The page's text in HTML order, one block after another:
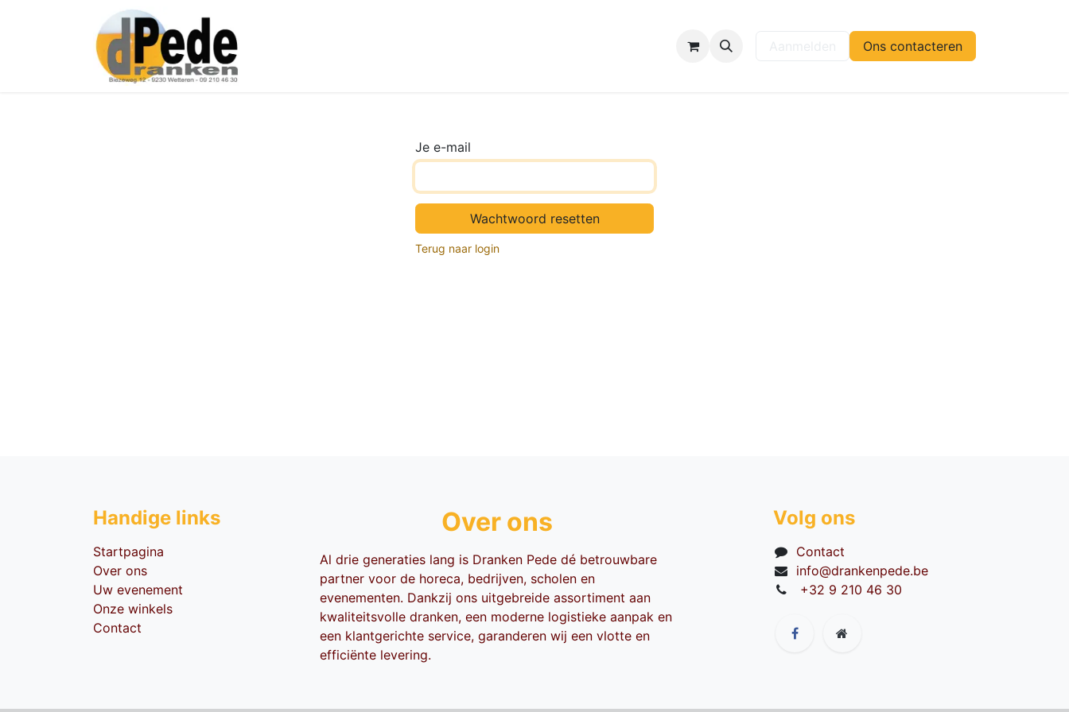
Help Ons contacteren
Je e-mail
Wachtwoord resetten
Terug naar login
Handige li​nks
Startpagina
Over ons
Uw evenement
Onze winkels
Contact
Over ons
Al drie generaties lang is Dranken Pede dé betrouwbare
partner voor de horeca, bedrijven, scholen en
evenementen. Dankzij ons uitgebreide assortiment aan
kwaliteitsvolle dranken, een moderne logistieke aanpak en
een klantgerichte service, garanderen wij een vlotte en
efficiënte levering.
Volg ons
Contact
info@drankenpede.be
+32 9 210 46 30